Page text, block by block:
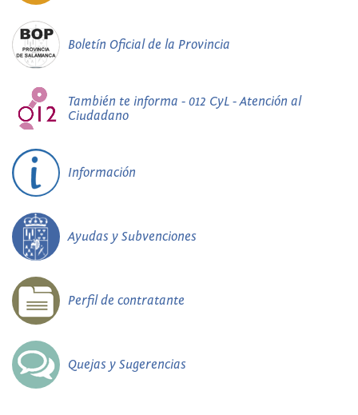
Boletín Oficial de la Provincia
También te informa - 012 CyL - Atención al
Ciudadano
Información
Ayudas y Subvenciones
Perfil de contratante
Quejas y Sugerencias